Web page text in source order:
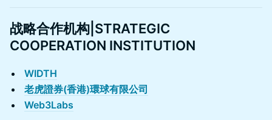
战略合作机构|STRATEGIC
COOPERATION INSTITUTION
WIDTH
老虎證券(香港)環球有限公司
Web3Labs